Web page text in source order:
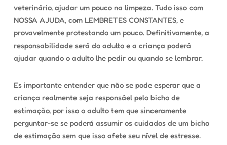
veterinário, ajudar um pouco na limpeza. Tudo isso com
NOSSA AJUDA, com LEMBRETES CONSTANTES, e
provavelmente protestando um pouco. Definitivamente, a
responsabilidade será do adulto e a criança poderá
ajudar quando o adulto lhe pedir ou quando se lembrar.
Es importante entender que não se pode esperar que a
criança realmente seja responsáel pelo bicho de
estimação, por isso o adulto tem que sinceramente
perguntar-se se poderá assumir os cuidados de um bicho
de estimação sem que isso afete seu nível de estresse.